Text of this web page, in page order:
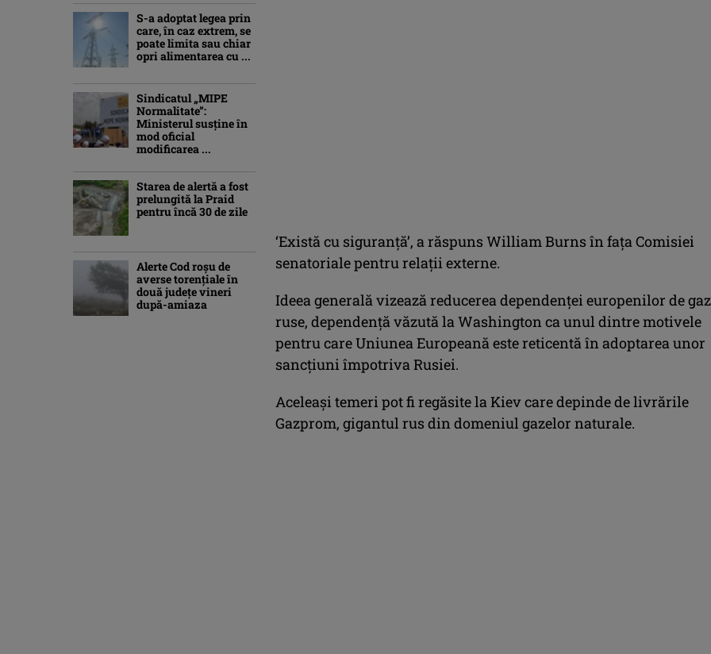
‘Există cu siguranţă’, a răspuns William Burns în faţa Comisiei
senatoriale pentru relaţii externe.
Ideea generală vizează reducerea dependenţei europenilor de
ruse, dependenţă văzută la Washington ca unul dintre motivele
pentru care Uniunea Europeană este reticentă în adoptarea unor
sancţiuni împotriva Rusiei.
Aceleaşi temeri pot fi regăsite la Kiev care depinde de livrările
Gazprom, gigantul rus din domeniul gazelor naturale.
S-a adoptat legea prin
care, în caz extrem, se
poate limita sau chiar
opri alimentarea cu ...
Sindicatul „MIPE
Normalitate”:
Ministerul susține în
mod oficial
modificarea ...
Starea de alertă a fost
prelungită la Praid
pentru încă 30 de zile
Alerte Cod roşu de
averse torenţiale în
două județe vineri
după-amiaza